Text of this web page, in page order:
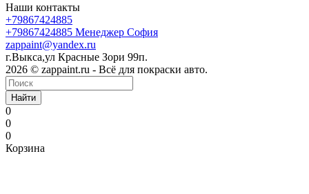
Наши контакты
+79867424885
+79867424885 Менеджер София
zappaint@yandex.ru
г.Выкса,ул Красные Зори 99п.
2026 © zappaint.ru - Всё для покраски авто.
Найти
0
0
0
Корзина